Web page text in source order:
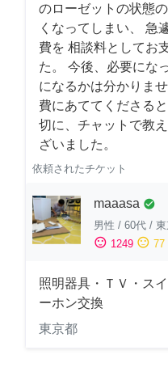
のローゼットの状態
くなってしまい、 急
費を 相談料としてお
た。 今後、必要にな
になるかは分かりま
費にあててくださる
切に、チャットで教
ざいました。
依頼されたチケット
maaasa check_circle
男性 / 60代 /
sentiment_satisfied 1249 sentiment_neutral 77
照明器具・ＴＶ・ス
ーホン交換
東京都